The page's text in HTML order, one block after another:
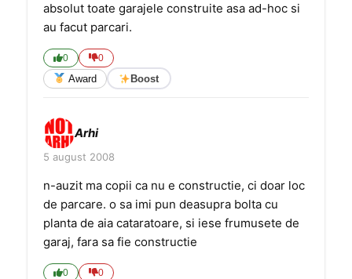
absolut toate garajele construite asa ad-hoc si
au facut parcari.
0 0
Award Boost
Arhi
5 august 2008
n-auzit ma copii ca nu e constructie, ci doar loc
de parcare. o sa imi pun deasupra bolta cu
planta de aia cataratoare, si iese frumusete de
garaj, fara sa fie constructie
0 0